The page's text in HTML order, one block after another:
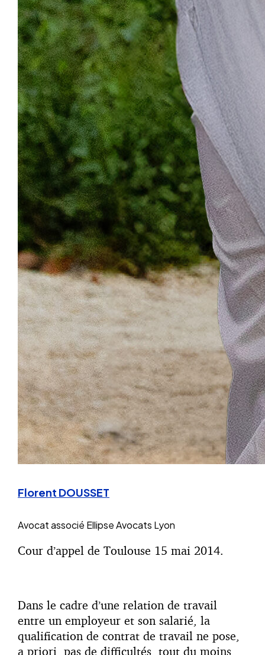
Florent DOUSSET
Avocat associé Ellipse Avocats Lyon
Cour d’appel de Toulouse 15 mai 2014.
Dans le cadre d’une relation de travail
entre un employeur et son salarié, la
qualification de contrat de travail ne pose,
a priori, pas de difficultés, tout du moins